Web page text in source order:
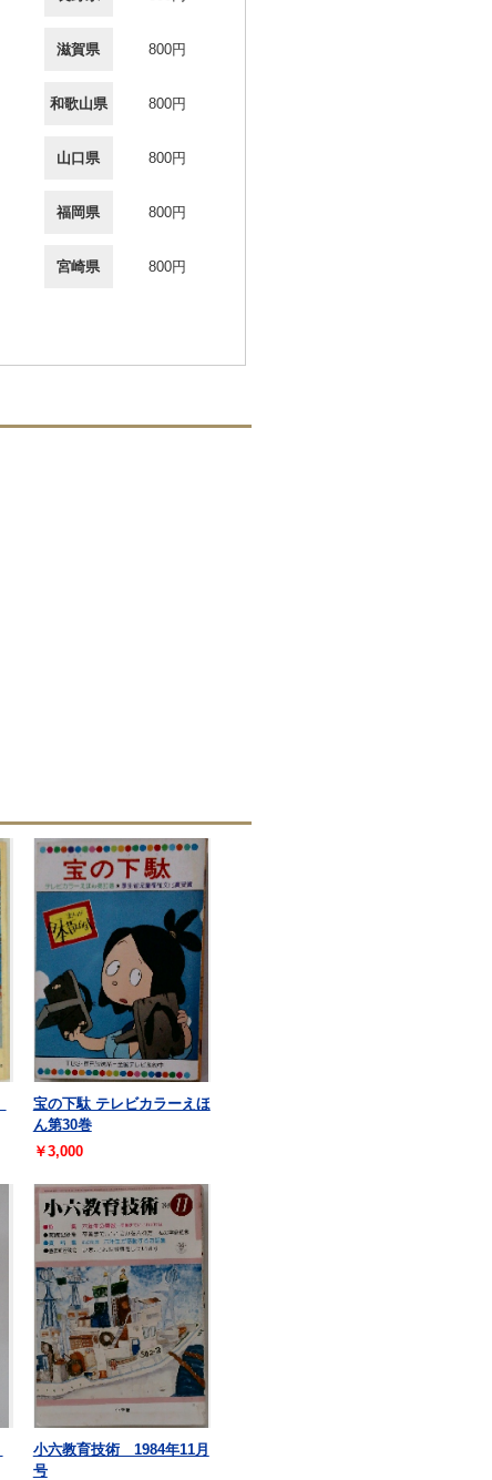
滋賀県 800円
和歌山県 800円
山口県 800円
福岡県 800円
宮崎県 800円
宝の下駄 テレビカラーえほ
ん第30巻
￥3,000
小六教育技術 1984年11月
号